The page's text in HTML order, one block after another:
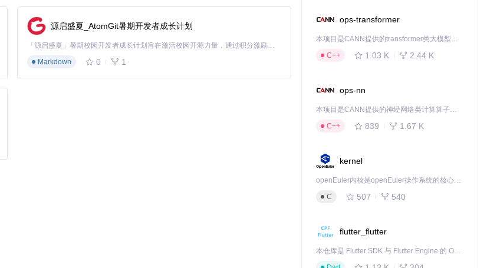
源启盛夏_AtomGit暑期开发者成长计划
「源启盛夏」暑期校园开发者成长计划旨在激活校园开源力量，通过积分激励、认证扶持、资源倾斜等形式，引导高校组织和开发者完成「入驻 — 建项目 — 做贡献 — 获认证 — 得资源」的完整闭环。无论你是想带领社团入驻平台的组织者，还是希望用代码贡献证明自己的开发者，都能在这里找到属于你的成长路径。
Markdown
0 1
ops-transformer
本项目是CANN提供的transformer类大模型算子库，实现网络在NPU上加速计算。
C++
1.03 K 2.44 K
ops-nn
本项目是CANN提供的神经网络类计算算子库，实现网络在NPU上加速计算。
C++
839 1.67 K
kernel
openEuler内核是openEuler操作系统的核心，既是系统性能与稳定性的基石，也是连接处理器、设备与服务的桥梁。
C
507 540
flutter_flutter
本仓库是 Flutter SDK 与 Flutter Engine 的 OpenHarmony 适配版本，由 CPF-Flutter 团队维护。开发者可使用熟悉的 Flutter 技术栈开发 OpenHarmony 应用，3.35.7 及以后的适配版本可基于本仓库源码构建支持 OpenHarmony 的 Flutter Engine。